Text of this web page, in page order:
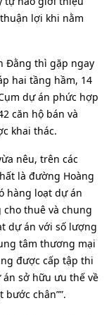
lợi khi nằm
Đằng thì gặp ngay
hai tầng hầm, 14
dự án phức hợp
căn hộ bán và
khai thác.
nêu, trên các
là đường Hoàng
hàng loạt dự án
thuê và chung
dự án với số lượng
tâm thương mại
được cấp tập thi
án sở hữu ưu thế về
bước chân””.